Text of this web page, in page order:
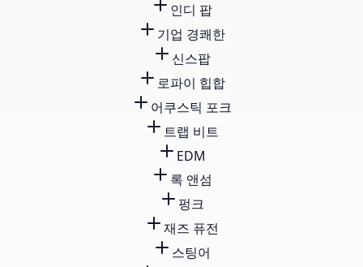
인디 팝
기업 경쾌한
신스팝
로파이 힙합
어쿠스틱 포크
트랩 비트
EDM
록 앤섬
펑크
재즈 퓨전
스팅어